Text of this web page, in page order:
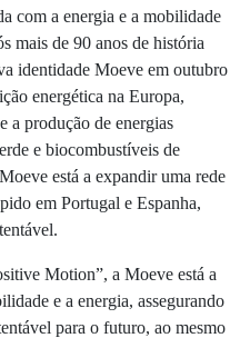
com a energia e a mobilidade
mais de 90 anos de história
identidade Moeve em outubro
energética na Europa,
a produção de energias
e biocombustíveis de
está a expandir uma rede
em Portugal e Espanha,
Motion”, a Moeve está a
e a energia, assegurando
para o futuro, ao mesmo